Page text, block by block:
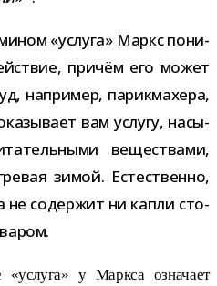
«услуга» Маркс пони­
при­чём его может
напри­мер, парик­ма­хера,
вам услугу, насы­
веще­ствами,
зимой. Естественно,
не содер­жит ни капли сто­
«услуга» у Маркса озна­чает